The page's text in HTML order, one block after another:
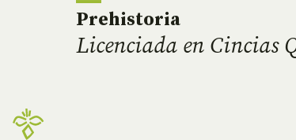
Prehistoria
Licenciada en Cincias